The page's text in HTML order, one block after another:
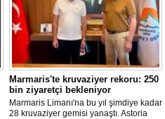
Marmaris'te kruvaziyer rekoru: 250
bin ziyaretçi bekleniyor
Marmaris Limanı'na bu yıl şimdiye kadar
28 kruvaziyer gemisi yanaştı. Astoria